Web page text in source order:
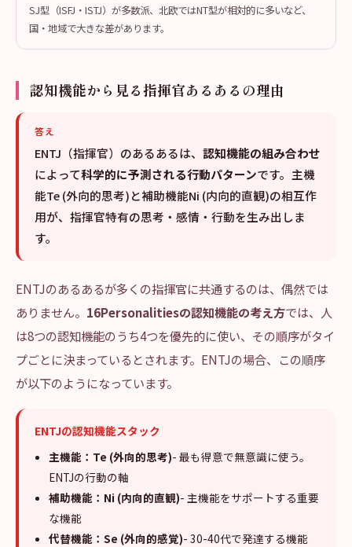
SJ型（ISFJ・ISTJ）が多数派、北欧ではNT型が相対的に多いなど、
国・地域で大きな差があります。
認知機能から見る指揮官あるあるの理由
答え
ENTJ（指揮官）のあるあるは、 認知機能の組み合わせ
によって科学的に予測される行動パターンです。主機
能Te (外向的思考)と補助機能Ni (内向的直観)の相互作
用が、指揮官特有の思考・感情・行動を生み出しま
す。
ENTJのあるあるが多くの指揮官に共通するのは、偶然では
ありません。 16Personalitiesの認知機能の考え方では、人
は8つの認知機能のうち4つを優先的に使い、その順序がタイ
プごとに決まっているとされます。ENTJの場合、この順序
が以下のようになっています。
ENTJの認知機能スタック
主機能：Te (外向的思考)- 最も得意で無意識に使う。
ENTJの行動の軸
補助機能：Ni (内向的直観)- 主機能をサポートする重要
な機能
代替機能：Se (外向的感覚)- 30-40代で発達する機能